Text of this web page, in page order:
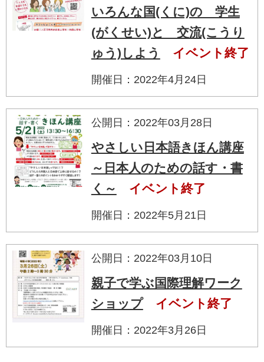
いろんな国(くに)の 学生
(がくせい)と 交流(こうり
ゅう)しよう
イベント終了
開催日：2022年4月24日
公開日：2022年03月28日
やさしい日本語きほん講座
～日本人のための話す・書
く～
イベント終了
開催日：2022年5月21日
公開日：2022年03月10日
親子で学ぶ国際理解ワーク
ショップ
イベント終了
開催日：2022年3月26日